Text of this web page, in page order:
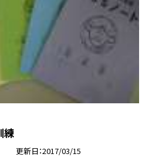
練
更新日 2017/03/15